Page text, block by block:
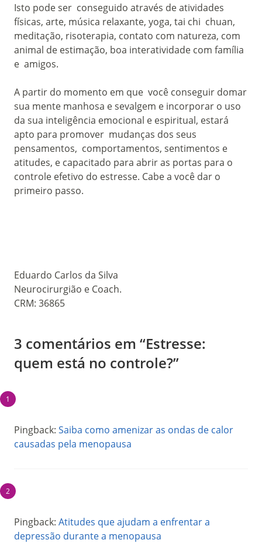
Isto pode ser conseguido através de atividades
físicas, arte, música relaxante, yoga, tai chi chuan,
meditação, risoterapia, contato com natureza, com
animal de estimação, boa interatividade com família
e amigos.
A partir do momento em que você conseguir domar
sua mente manhosa e sevalgem e incorporar o uso
da sua inteligência emocional e espiritual, estará
apto para promover mudanças dos seus
pensamentos, comportamentos, sentimentos e
atitudes, e capacitado para abrir as portas para o
controle efetivo do estresse. Cabe a você dar o
primeiro passo.
Eduardo Carlos da Silva
Neurocirurgião e Coach.
CRM: 36865
3 comentários em “Estresse:
quem está no controle?”
Pingback: Saiba como amenizar as ondas de calor
causadas pela menopausa
Pingback: Atitudes que ajudam a enfrentar a
depressão durante a menopausa